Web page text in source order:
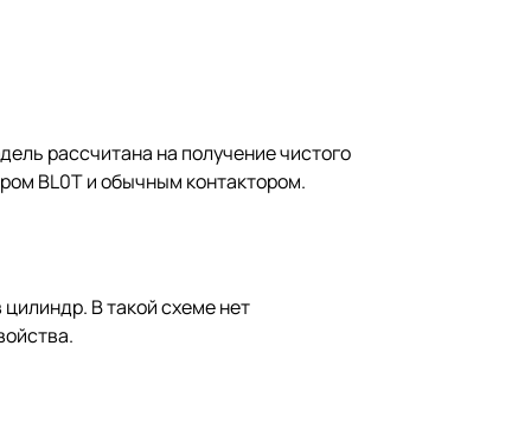
рассчитана на получение чистого
BL0T и обычным контактором.
В такой схеме нет